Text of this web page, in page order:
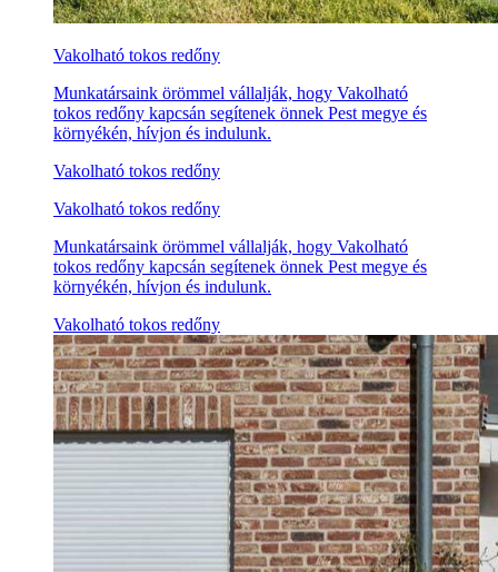
Vakolható tokos redőny
Munkatársaink örömmel vállalják, hogy Vakolható
tokos redőny kapcsán segítenek önnek Pest megye és
környékén, hívjon és indulunk.
Vakolható tokos redőny
Vakolható tokos redőny
Munkatársaink örömmel vállalják, hogy Vakolható
tokos redőny kapcsán segítenek önnek Pest megye és
környékén, hívjon és indulunk.
Vakolható tokos redőny